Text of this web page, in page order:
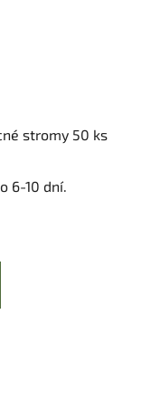
stromy 50 ks
6-10 dní.